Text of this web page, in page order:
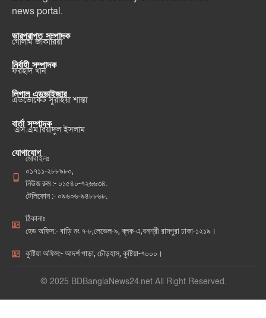
news portal.
ভারপ্রাপ্ত সম্পাদক
গোলাম জাকারিয়া
নির্বাহী সম্পাদক
ফরহাদ খান
লিগাল এডভাইজার
এডভোকেট সুরাইয়া শান্তা
বার্তা সম্পাদক
এস.এম.রিয়াদুল ইসলাম
যোগাযোগ
মোবাইলঃ
০১৭১১-২৮৮৯৮০,
নিউজ রুম :- ০১৫৪০-৭২৬৬৩৪.
টেলিফোন :- ০৯৬০৬-৯৪৮৮৬৮.
ঠিকানাঃ
হেড অফিস:- বাড়ি নং ৭-৮,লেভেল-৯, ব্লক-এ,বনশ্রী রামপুরা ঢাকা-১২১৯।
কুষ্টিয়া অফিস:- আদর্শ পাড়া, চৌড়হাস, কুষ্টিয়া-৭০০০।
© 2025 BDBanglaNews24.net All Right Reserved.